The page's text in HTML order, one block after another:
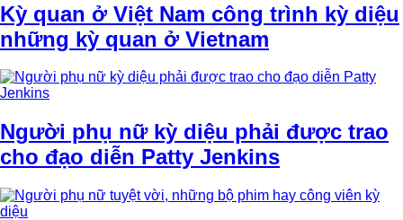
Kỳ quan ở Việt Nam công trình kỳ diệu
những kỳ quan ở Vietnam
Người phụ nữ kỳ diệu phải được trao
cho đạo diễn Patty Jenkins